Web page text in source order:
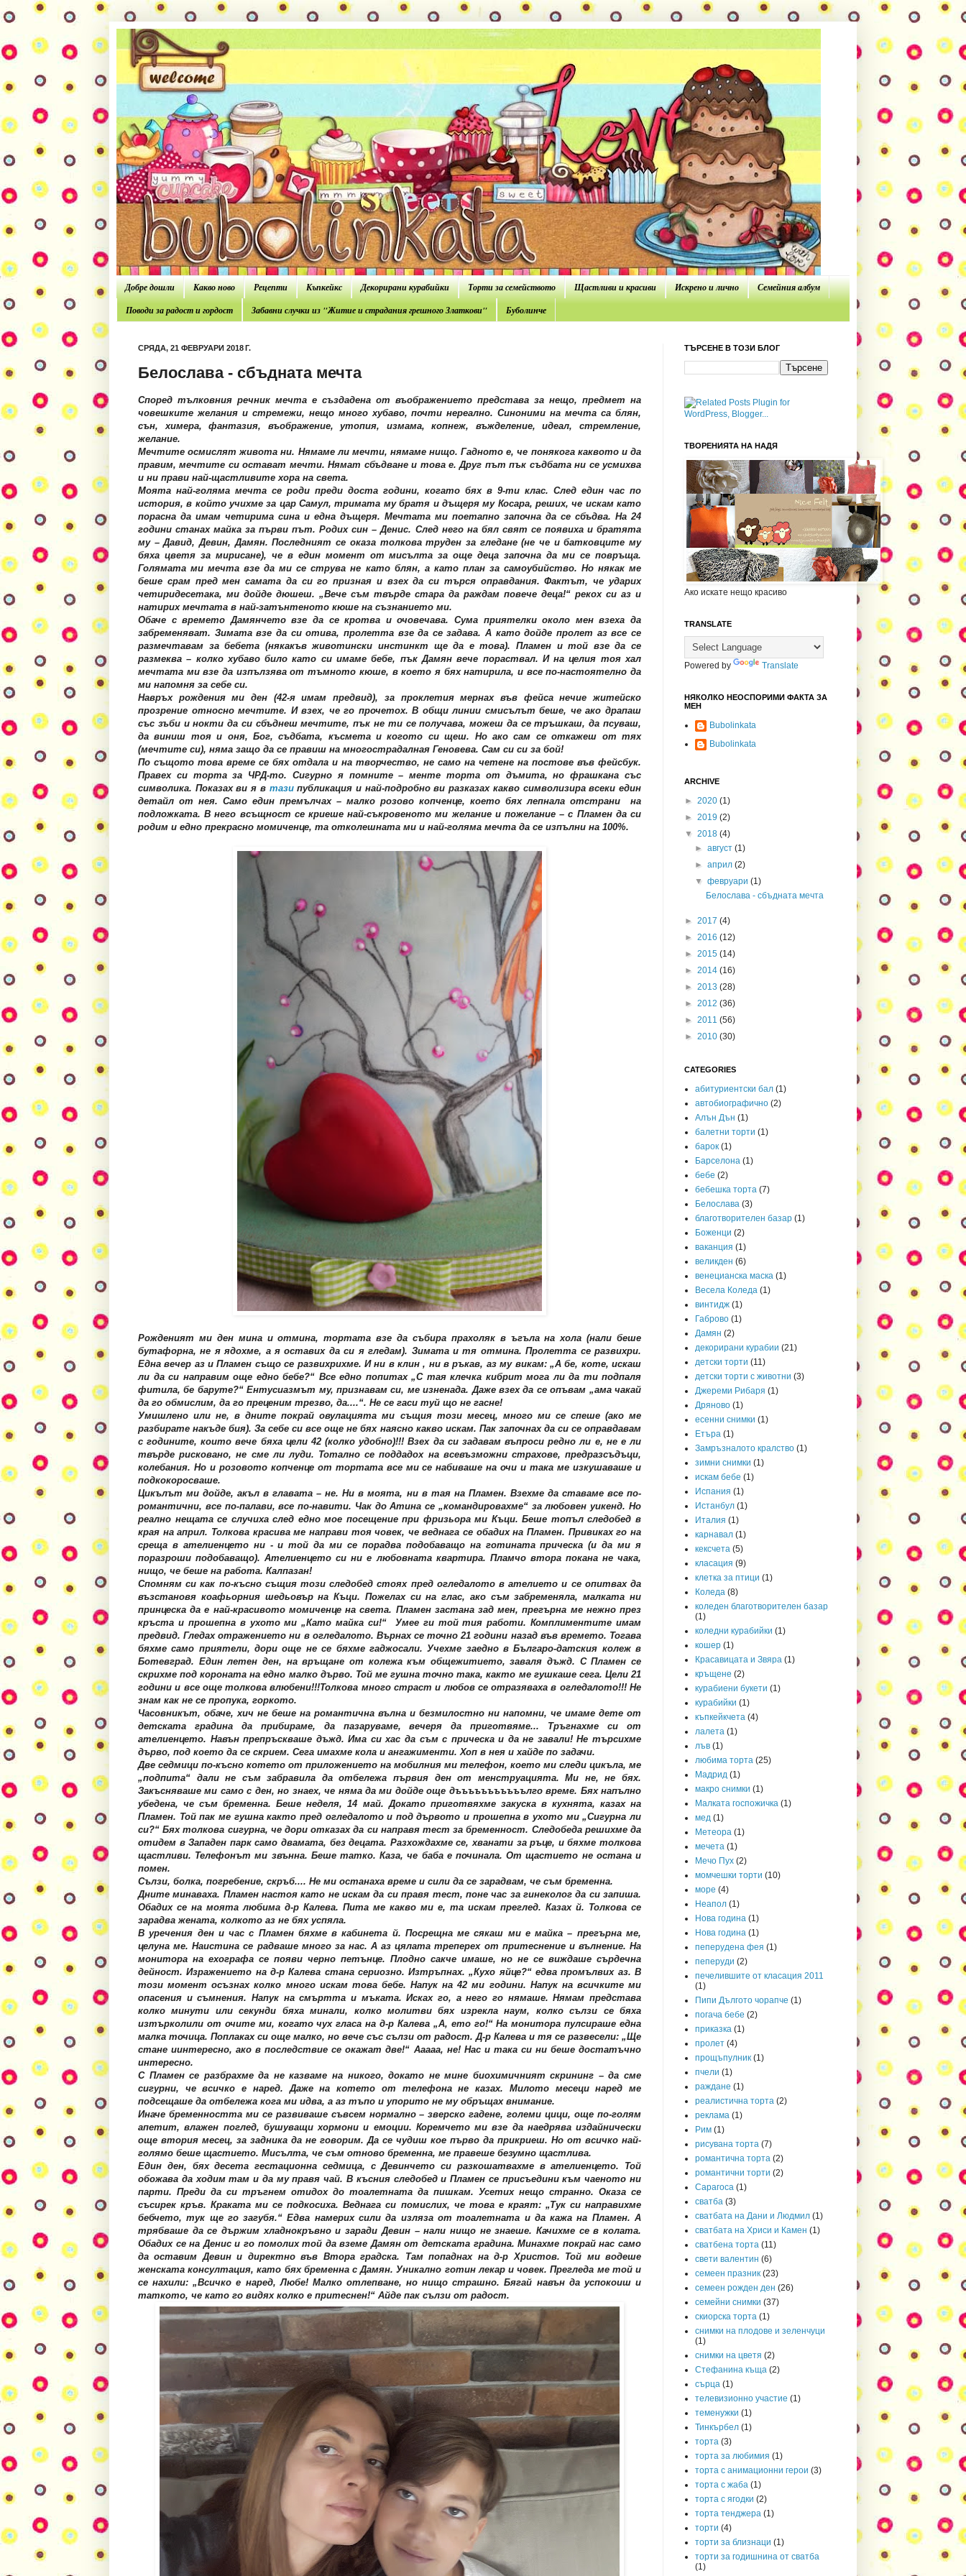
Добре дошли Какво ново Рецепти Къпкейкс Декорирани курабийки Торти за семейството Щастливи и красиви Искрено и лично
Семейния албум
Поводи за радост и гордост
Забавни случки из "Житие и страдания грешного Златкови" Буболинче
СРЯДА, 21 ФЕВРУАРИ 2018 Г.
Белослава - сбъдната мечта
Според тълковния речник мечта е създадена от въображението представа за нещо, предмет на
човешките желания и стремежи, нещо много хубаво, почти нереално. Синоними на мечта са блян,
сън, химера, фантазия, въображение, утопия, измама, копнеж, въжделение, идеал, стремление,
желание.
Мечтите осмислят живота ни. Нямаме ли мечти, нямаме нищо. Гадното е, че понякога каквото и да
правим, мечтите си остават мечти. Нямат сбъдване и това е. Друг път пък съдбата ни се усмихва
и ни прави най-щастливите хора на света.
Моята най-голяма мечта се роди преди доста години, когато бях в 9-ти клас. След един час по
история, в който учихме за цар Самул, тримата му братя и дъщеря му Косара, реших, че искам като
порасна да имам четирима сина и една дъщеря. Мечтата ми поетапно започна да се сбъдва. На 24
години станах майка за първи път. Родих син – Денис. След него на бял свят се появиха и братята
му – Давид, Девин, Дамян. Последният се оказа толкова труден за гледане (не че и батковците му
бяха цветя за мирисане), че в един момент от мисълта за още деца започна да ми се повръща.
Голямата ми мечта взе да ми се струва не като блян, а като план за самоубийство. Но някак ме
беше срам пред мен самата да си го призная и взех да си търся оправдания. Фактът, че ударих
четиридесетака, ми дойде дюшеш. „Вече съм твърде стара да раждам повече деца!“ рекох си аз и
натирих мечтата в най-затънтеното кюше на съзнанието ми.
Обаче с времето Дамянчето взе да се кротва и очовечава. Сума приятелки около мен взеха да
забременяват. Зимата взе да си отива, пролетта взе да се задава. А като дойде пролет аз все се
размечтавам за бебета (някакъв животински инстинкт ще да е това). Пламен и той взе да се
размеква – колко хубаво било като си имаме бебе, пък Дамян вече пораствал. И на целия тоя хал
мечтата ми взе да изпълзява от тъмното кюше, в което я бях натирила, и все по-настоятелно да
ми напомня за себе си.
Навръх рождения ми ден (42-я имам предвид), за проклетия мернах във фейса нечие житейско
прозрение относно мечтите. И взех, че го прочетох. В общи линии смисълът беше, че ако драпаш
със зъби и нокти да си сбъднеш мечтите, пък не ти се получава, можеш да се тръшкаш, да псуваш,
да виниш тоя и оня, Бог, съдбата, късмета и когото си щеш. Но ако сам се откажеш от тях
(мечтите си), няма защо да се правиш на многострадалная Геновева. Сам си си за бой!
По същото това време се бях отдала и на творчество, не само на четене на постове във фейсбук.
Правех си торта за ЧРД-то. Сигурно я помните – менте торта от дъмита, но фрашкана със
символика. Показах ви я в тазипубликация и най-подробно ви разказах какво символизира всеки един
детайл от нея. Само един премълчах – малко розово копченце, което бях лепнала отстрани на
подложката. В него всъщност се криеше най-съкровеното ми желание и пожелание – с Пламен да си
родим и едно прекрасно момиченце, та отколешната ми и най-голяма мечта да се изпълни на 100%.
Рожденият ми ден мина и отмина, тортата взе да събира прахоляк в ъгъла на хола (нали беше
бутафорна, не я ядохме, а я оставих да си я гледам). Зимата и тя отмина. Пролетта се развихри.
Една вечер аз и Пламен също се развихрихме. И ни в клин , ни в ръкав, аз му викам: „А бе, коте, искаш
ли да си направим още едно бебе?“ Все едно попитах „С тая клечка кибрит мога ли да ти подпаля
фитила, бе баруте?“ Ентусиазмът му, признавам си, ме изненада. Даже взех да се опъвам „ама чакай
да го обмислим, да го преценим трезво, да....“. Не се гаси туй що не гасне!
Умишлено или не, в дните покрай овулацията ми същия този месец, много ми се спеше (ако ме
разбирате накъде бия). За себе си все още не бях наясно какво искам. Пак започнах да си се оправдавам
с годините, които вече бяха цели 42 (колко удобно)!!! Взех да си задавам въпроси редно ли е, не е ли
твърде рисковано, не сме ли луди. Тотално се поддадох на всевъзможни страхове, предразсъдъци,
колебания. Но и розовото копченце от тортата все ми се набиваше на очи и така ме изкушаваше и
подкокоросваше.
Цикълът ми дойде, акъл в главата – не. Ни в моята, ни в тая на Пламен. Взехме да ставаме все по-
романтични, все по-палави, все по-навити. Чак до Атина се „командировахме“ за любовен уикенд. Но
реално нещата се случиха след едно мое посещение при фризьора ми Къци. Беше топъл следобед в
края на април. Толкова красива ме направи тоя човек, че веднага се обадих на Пламен. Привиках го на
среща в ателиенцето ни - и той да ми се порадва подобаващо на готината прическа (и да ми я
поразроши подобаващо). Ателиенцето си ни е любовната квартира. Пламчо втора покана не чака,
нищо, че беше на работа. Калпазан!
Спомням си как по-късно същия този следобед стоях пред огледалото в ателието и се опитвах да
възстановя коафьорния шедьовър на Къци. Пожелах си на глас, ако съм забременяла, малката ни
принцеска да е най-красивото момиченце на света. Пламен застана зад мен, прегърна ме нежно през
кръста и прошепна в ухото ми „Като майка си!“ Умее ги той тия работи. Комплиментите имам
предвид.Гледах отражението ни в огледалото. Върнах се точно 21 години назад във времето. Тогава
бяхме само приятели, дори още не се бяхме гаджосали. Учехме заедно в Българо-датския колеж в
Ботевград. Един летен ден, на връщане от колежа към общежитието, заваля дъжд. С Пламен се
скрихме под короната на едно малко дърво. Той ме гушна точно така, както ме гушкаше сега. Цели 21
години и все още толкова влюбени!!!Толкова много страст и любов се отразяваха в огледалото!!! Не
знам как не се пропука, горкото.
Часовникът, обаче, хич не беше на романтична вълна и безмилостно ни напомни, че имаме дете от
детската градина да прибираме, да пазаруваме, вечеря да приготвяме... Тръгнахме си от
ателиенцето. Навън препръскваше дъжд. Има си хас да съм с прическа и да не завали! Не търсихме
дърво, под което да се скрием. Сега имахме кола и ангажименти. Хоп в нея и хайде по задачи.
Две седмици по-късно котето от приложението на мобилния ми телефон, което ми следи цикъла, ме
„подпита“ дали не съм забравила да отбележа първия ден от менструацията. Ми не, не бях.
Закъсняваше ми само с ден, но знаех, че няма да ми дойде още дъъъъъъъъъъълго време. Бях напълно
убедена, че съм бременна. Беше неделя, 14 май. Докато приготвяхме закуска в кухнята, казах на
Пламен. Той пак ме гушна както пред огледалото и под дървото и прошепна в ухото ми „Сигурна ли
си?“ Бях толкова сигурна, че дори отказах да си направя тест за бременност. Следобеда решихме да
отидем в Западен парк само двамата, без децата. Разхождахме се, хванати за ръце, и бяхме толкова
щастливи. Телефонът ми звънна. Беше татко. Каза, че баба е починала. От щастието не остана и
помен.
Сълзи, болка, погребение, скръб.... Не ми останаха време и сили да се зарадвам, че съм бременна.
Дните минаваха. Пламен настоя като не искам да си правя тест, поне час за гинеколог да си запиша.
Обадих се на моята любима д-р Калева. Пита ме какво ми е, та искам преглед. Казах й. Толкова се
зарадва жената, колкото аз не бях успяла.
В уречения ден и час с Пламен бяхме в кабинета й. Посрещна ме сякаш ми е майка – прегърна ме,
целуна ме. Наистина се радваше много за нас. А аз цялата треперех от притеснение и вълнение. На
монитора на ехографа се появи черно петънце. Плодно сакче имаше, но не се виждаше сърдечна
дейност. Изражението на д-р Калева стана сериозно. Изтръпнах. „Кухо яйце?“ едва промълвих аз. В
този момент осъзнах колко много искам това бебе. Напук на 42 ми години. Напук на всичките ми
опасения и съмнения. Напук на смъртта и мъката. Исках го, а него го нямаше. Нямам представа
колко минути или секунди бяха минали, колко молитви бях изрекла наум, колко сълзи се бяха
изтърколили от очите ми, когато чух гласа на д-р Калева „А, ето го!“ На монитора пулсираше една
малка точица. Поплаках си още малко, но вече със сълзи от радост. Д-р Калева и тя се развесели: „Ще
стане иинтересно, ако в последствие се окажат две!“ Ааааа, не! Нас и така си ни беше достатъчно
интересно.
С Пламен се разбрахме да не казваме на никого, докато не мине биохимичният скрининг – да сме
сигурни, че всичко е наред. Даже на котето от телефона не казах. Милото месеци наред ме
подсещаше да отбележа кога ми идва, а аз тъпо и упорито не му обръщах внимание.
Иначе бременността ми се развиваше съвсем нормално – зверско гадене, големи цици, още по-голям
апетит, влажен поглед, бушуващи хормони и емоции. Коремчето ми взе да наедрява издайнически
още втория месец, за задника да не говорим. Да се чудиш кое първо да прикриеш. Но от всичко най-
голямо беше щастието. Мисълта, че съм отново бременна, ме правеше безумно щастлива.
Един ден, бях десета гестационна седмица, с Девинчето си разкошатвахме в ателиенцето. Той
обожава да ходим там и да му правя чай. В късния следобед и Пламен се присъедини към чаеното ни
парти. Преди да си тръгнем отидох до тоалетната да пишкам. Усетих нещо странно. Оказа се
съсирек кръв. Краката ми се подкосиха. Веднага си помислих, че това е краят: „Тук си направихме
бебчето, тук ще го загубя.“ Едва намерих сили да изляза от тоалетната и да кажа на Пламен. А
трябваше да се държим хладнокръвно и заради Девин – нали нищо не знаеше. Качихме се в колата.
Обадих се на Денис и го помолих той да вземе Дамян от детската градина. Минахме покрай нас само
да оставим Девин и директно във Втора градска. Там попаднах на д-р Христов. Той ми водеше
женската консултация, като бях бременна с Дамян. Уникално готин лекар и човек. Прегледа ме той и
се нахили: „Всичко е наред, Любе! Малко отлепване, но нищо страшно. Бягай навън да успокоиш и
таткото, че като го видях колко е притеснен!“ Айде пак сълзи от радост.
ТЪРСЕНЕ В ТОЗИ БЛОГ
ТВОРЕНИЯТА НА НАДЯ
Ако искате нещо красиво
TRANSLATE
Powered by Translate
НЯКОЛКО НЕОСПОРИМИ ФАКТА ЗА
МЕН
Bubolinkata
Bubolinkata
ARCHIVE
► 2020 (1)
► 2019 (2)
▼ 2018 (4)
►август(1)
►април(2)
▼февруари(1)
Белослава - сбъдната мечта
► 2017 (4)
► 2016 (12)
► 2015 (14)
► 2014 (16)
► 2013 (28)
► 2012 (36)
► 2011 (56)
► 2010 (30)
CATEGORIES
абитуриентски бал (1)
автобиографично (2)
Алън Дън (1)
балетни торти (1)
барок (1)
Барселона (1)
бебе (2)
бебешка торта (7)
Белослава (3)
благотворителен базар (1)
Боженци (2)
ваканция (1)
великден (6)
венецианска маска (1)
Весела Коледа (1)
винтидж (1)
Габрово (1)
Дамян (2)
декорирани курабии (21)
детски торти (11)
детски торти с животни (3)
Джереми Рибаря (1)
Дряново (1)
есенни снимки (1)
Етъра (1)
Замръзналото кралство (1)
зимни снимки (1)
искам бебе (1)
Испания (1)
Истанбул (1)
Италия (1)
карнавал (1)
кексчета (5)
класация (9)
клетка за птици (1)
Коледа (8)
коледен благотворителен базар
(1)
коледни курабийки (1)
кошер (1)
Красавицата и Звяра (1)
кръщене (2)
курабиени букети (1)
курабийки (1)
къпкейкчета (4)
лалета (1)
лъв (1)
любима торта (25)
Мадрид (1)
макро снимки (1)
Малката госпожичка (1)
мед (1)
Метеора (1)
мечета (1)
Мечо Пух (2)
момчешки торти (10)
море (4)
Неапол (1)
Нова година (1)
Нова година (1)
пеперудена фея (1)
пеперуди (2)
печелившите от класация 2011
(1)
Пипи Дългото чорапче (1)
погача бебе (2)
приказка (1)
пролет (4)
прощъпулник (1)
пчели (1)
раждане (1)
реалистична торта (2)
реклама (1)
Рим (1)
рисувана торта (7)
романтична торта (2)
романтични торти (2)
Сарагоса (1)
сватба (3)
сватбата на Дани и Людмил (1)
сватбата на Хриси и Камен (1)
сватбена торта (11)
свети валентин (6)
семеен празник (23)
семеен рожден ден (26)
семейни снимки (37)
скиорска торта (1)
снимки на плодове и зеленчуци
(1)
снимки на цветя (2)
Стефанина къща (2)
сърца (1)
телевизионно участие (1)
теменужки (1)
Тинкърбел (1)
торта (3)
торта за любимия (1)
торта с анимационни герои (3)
торта с жаба (1)
торта с ягодки (2)
торта тенджера (1)
торти (4)
торти за близнаци (1)
торти за годишнина от сватба
(1)